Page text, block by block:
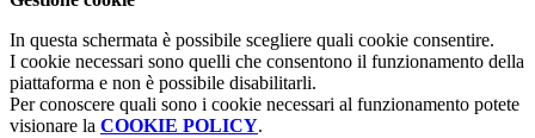
In questa schermata è possibile scegliere quali cookie consentire.
I cookie necessari sono quelli che consentono il funzionamento della
piattaforma e non è possibile disabilitarli.
Per conoscere quali sono i cookie necessari al funzionamento potete
visionare la COOKIE POLICY.